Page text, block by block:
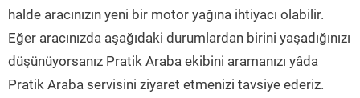
halde aracınızın yeni bir motor yağına ihtiyacı olabilir.
Eğer aracınızda aşağıdaki durumlardan birini yaşadığınızı
düşünüyorsanız Pratik Araba ekibini aramanızı yâda
Pratik Araba servisini ziyaret etmenizi tavsiye ederiz.